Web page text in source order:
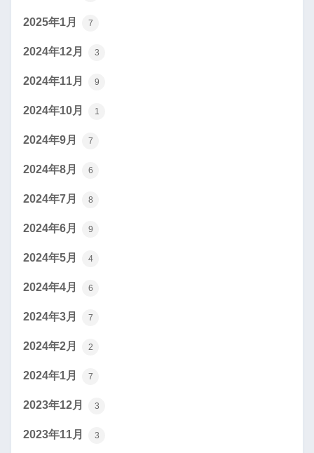
2025年1月 7
2024年12月 3
2024年11月 9
2024年10月 1
2024年9月 7
2024年8月 6
2024年7月 8
2024年6月 9
2024年5月 4
2024年4月 6
2024年3月 7
2024年2月 2
2024年1月 7
2023年12月 3
2023年11月 3